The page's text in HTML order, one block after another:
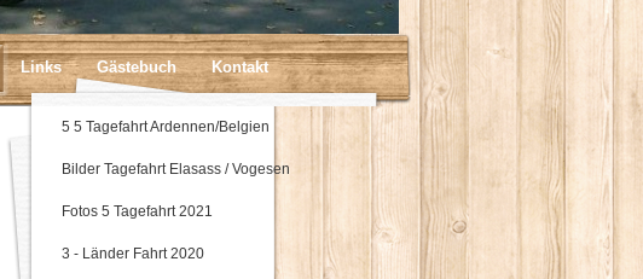
Links Gästebuch Kontakt
5 5 Tagefahrt Ardennen/Belgien
Bilder Tagefahrt Elasass / Vogesen
Fotos 5 Tagefahrt 2021
3 - Länder Fahrt 2020